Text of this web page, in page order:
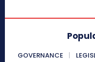
GOVERNANCE